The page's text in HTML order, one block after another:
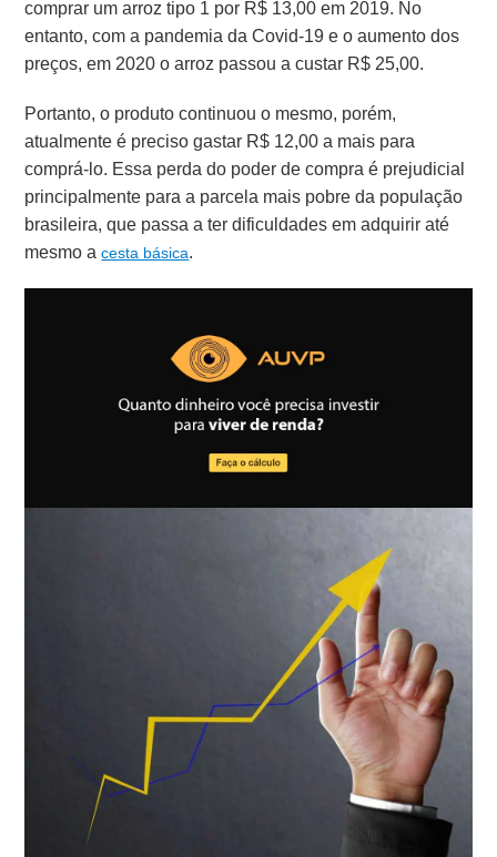
comprar um arroz tipo 1 por R$ 13,00 em 2019. No
entanto, com a pandemia da Covid-19 e o aumento dos
preços, em 2020 o arroz passou a custar R$ 25,00.
Portanto, o produto continuou o mesmo, porém,
atualmente é preciso gastar R$ 12,00 a mais para
comprá-lo. Essa perda do poder de compra é prejudicial
principalmente para a parcela mais pobre da população
brasileira, que passa a ter dificuldades em adquirir até
mesmo acesta básica.